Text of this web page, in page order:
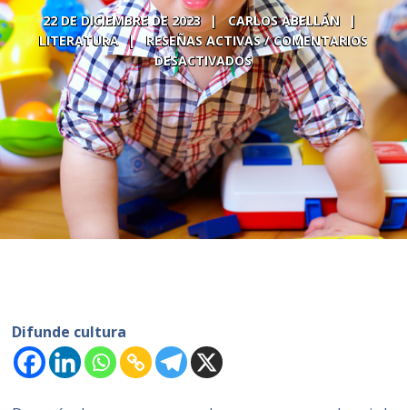
22 DE DICIEMBRE DE 2023
CARLOS ABELLÁN
LITERATURA
COMENTARIOS
DESACTIVADOS
Difunde cultura